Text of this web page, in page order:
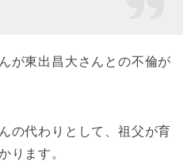
が東出昌大さんとの不倫が
の代わりとして、祖父が育
ります。